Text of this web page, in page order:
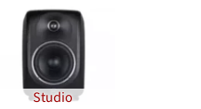
Studio